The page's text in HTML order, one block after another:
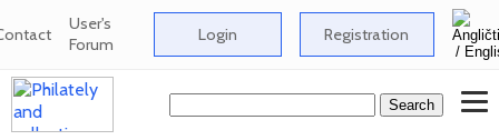
User's
Forum Login Registration